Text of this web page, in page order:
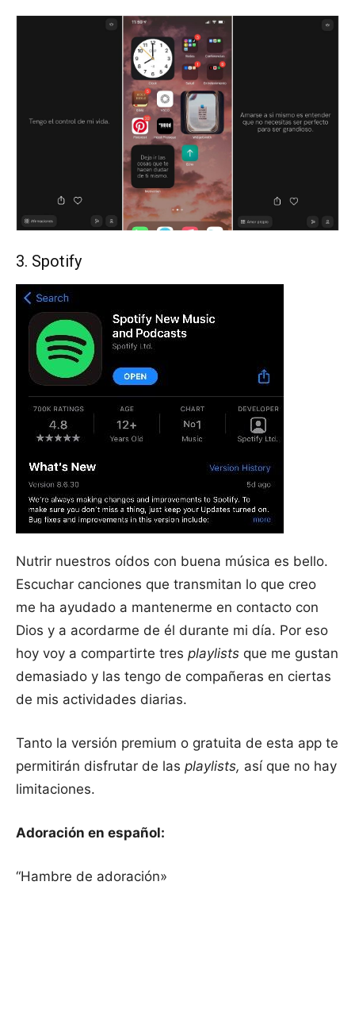
3. Spotify
Nutrir nuestros oídos con buena música es bello.
Escuchar canciones que transmitan lo que creo
me ha ayudado a mantenerme en contacto con
Dios y a acordarme de él durante mi día. Por eso
hoy voy a compartirte tres playlists que me gustan
demasiado y las tengo de compañeras en ciertas
de mis actividades diarias.
Tanto la versión premium o gratuita de esta app te
permitirán disfrutar de las playlists, así que no hay
limitaciones.
Adoración en español:
“Hambre de adoración»